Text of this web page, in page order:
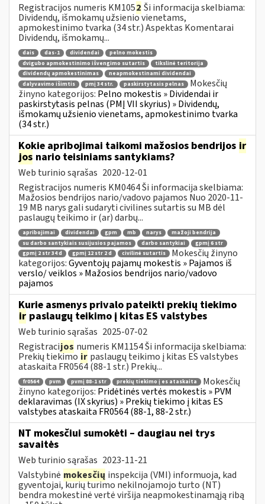
Registracijos numeris KM1052 Ši informacija skelbiama:
Dividendų, išmokamų užsienio vienetams,
apmokestinimo tvarka (34 str.) Aspektas Komentarai
Dividendų, išmokamų...
dais das-1 dividendai
pelno mokestis
dvigubo apmokestinimo išvengimo sutartis
tikslinė teritorija
dividendų apmokestinimas
neapmokestinami dividendai
dalyvavimo išimtis
pmį 34 str. paskirstytasis pelnas
Mokesčių
žinyno kategorijos: Pelno mokestis » Dividendai ir
paskirstytasis pelnas (PMĮ VII skyrius) » Dividendų,
išmokamų užsienio vienetams, apmokestinimo tvarka
(34 str.)
Kokie apribojimai taikomi mažosios bendrijos ir
jos nario teisiniams santykiams?
Web turinio sąrašas 2020-12-01
Registracijos numeris KM0464 Ši informacija skelbiama:
Mažosios bendrijos nario/vadovo pajamos Nuo 2020-11-
19 MB narys gali sudaryti civilines sutartis su MB dėl
paslaugų teikimo ir (ar) darbų...
apribojimai dividendai gpm mb narys
mažoji bendrija
su darbo santykiais susijusios pajamos
darbo santykiai
gpmį 6 str
gpmį 2 str 34 d
gpmį 12 str 2 d civilinė sutartis
Mokesčių žinyno
kategorijos:Gyventojų pajamų mokestis » Pajamos iš
verslo/ veiklos » Mažosios bendrijos nario/vadovo
pajamos
Kurie asmenys privalo pateikti prekių tiekimo
ir paslaugų teikimo į kitas ES valstybes
Web turinio sąrašas 2025-07-02
Registracijos numeris KM1154 Ši informacija skelbiama:
Prekių tiekimo ir paslaugų teikimo į kitas ES valstybes
ataskaita FR0564 (88-1 str.) Prekių...
fr0564 pvm pvmį 88-1 str prekių tiekimo į es ataskaita
Mokesčių
žinyno kategorijos: Pridėtinės vertės mokestis » PVM
deklaravimas (IX skyrius) » Prekių tiekimo į kitas ES
valstybes ataskaita FR0564 (88-1, 88-2 str.)
NT mokesčiui sumokėti – daugiau nei trys
savaitės
Web turinio sąrašas 2023-11-21
Valstybinė mokesčių inspekcija (VMI) informuoja, kad
gyventojai, kurių turimo nekilnojamojo turto (NT)
bendra mokestinė vertė viršija neapmokestinamąją ribą